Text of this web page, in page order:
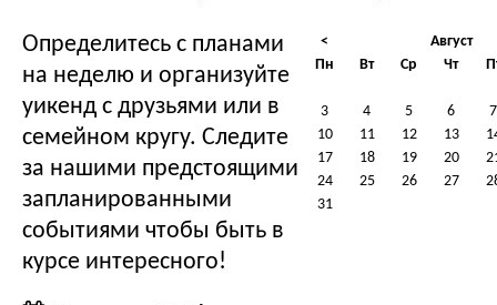
<
Август
Пн
Вт Ср Чт
3 4 5 6
7
10
11 12 13
17
18 19 20
24
25 26 27
31
Определитесь с планами
на неделю и организуйте
уикенд с друзьями или в
семейном кругу. Следите
за нашими предстоящими
запланированными
событиями чтобы быть в
курсе интересного!